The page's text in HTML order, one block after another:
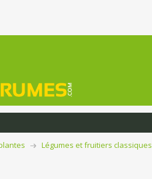
Légumes et fruitiers classiques